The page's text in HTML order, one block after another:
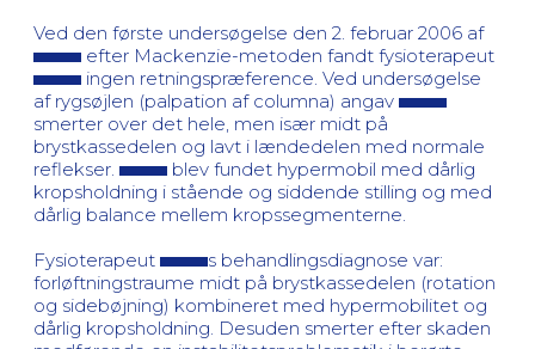
Ved den første undersøgelse den 2. februar 2006 af
efter Mackenzie-metoden fandt fysioterapeut
ingen retningspræference. Ved undersøgelse
af rygsøjlen (palpation af columna) angav
smerter over det hele, men især midt på
brystkassedelen og lavt i lændedelen med normale
reflekser.
blev fundet hypermobil med dårlig
kropsholdning i stående og siddende stilling og med
dårlig balance mellem kropssegmenterne.
Fysioterapeut
s behandlingsdiagnose var:
forløftningstraume midt på brystkassedelen (rotation
og sidebøjning) kombineret med hypermobilitet og
dårlig kropsholdning. Desuden smerter efter skaden